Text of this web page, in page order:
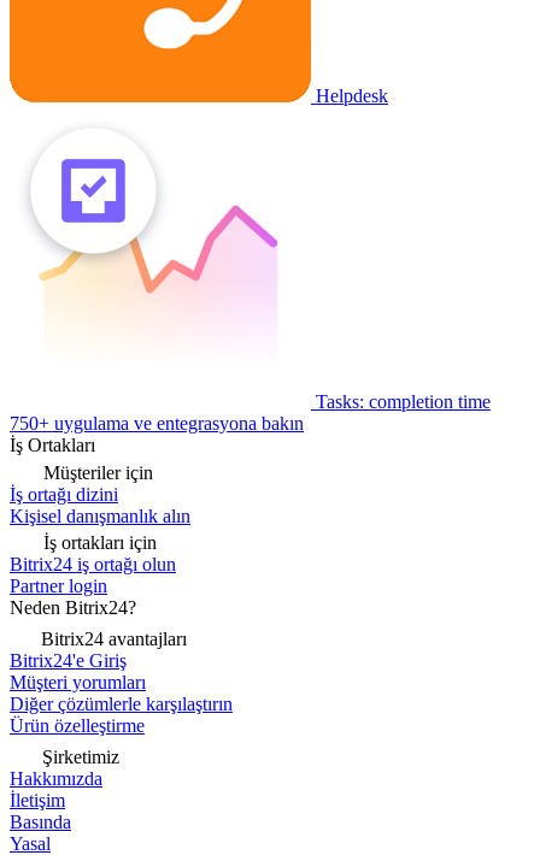
Helpdesk
Tasks: completion time
750+ uygulama ve entegrasyona bakın
İş Ortakları
Müşteriler için
İş ortağı dizini
Kişisel danışmanlık alın
İş ortakları için
Bitrix24 iş ortağı olun
Partner login
Neden Bitrix24?
Bitrix24 avantajları
Bitrix24'e Giriş
Müşteri yorumları
Diğer çözümlerle karşılaştırın
Ürün özelleştirme
Şirketimiz
Hakkımızda
İletişim
Basında
Yasal